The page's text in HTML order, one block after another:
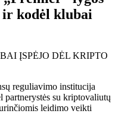
kodėl klubai
ĮSPĖJO DĖL KRIPTO
reguliavimo institucija
partnerystės su kriptovaliutų
leidimo veikti